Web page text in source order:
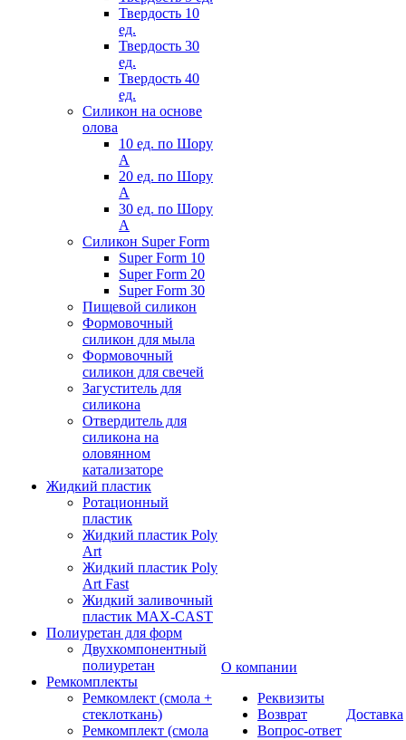
Твердость 10
ед.
Твердость 30
ед.
Твердость 40
ед.
Силикон на основе
олова
10 ед. по Шору
А
20 ед. по Шору
А
30 ед. по Шору
А
Силикон Super Form
Super Form 10
Super Form 20
Super Form 30
Пищевой силикон
Формовочный
силикон для мыла
Формовочный
силикон для свечей
Загуститель для
силикона
Отвердитель для
силикона на
оловянном
катализаторе
Жидкий пластик
Ротационный
пластик
Жидкий пластик Poly
Art
Жидкий пластик Poly
Art Fast
Жидкий заливочный
пластик MAX-CAST
Полиуретан для форм
Двухкомпонентный
полиуретан
Ремкомплекты
Ремкомлект (смола +
стеклоткань)
Ремкомплект (смола
О компании
Реквизиты
Возврат
Вопрос-ответ
Доставка